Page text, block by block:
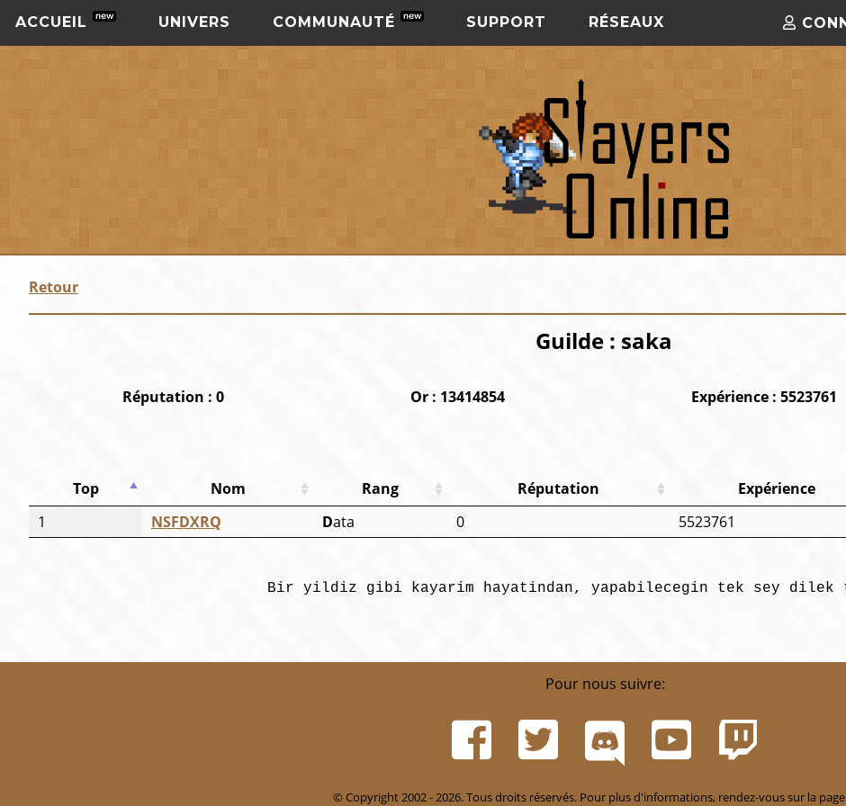
ACCUEIL UNIVERS COMMUNAUTÉ SUPPORT RÉSEAUX
Retour
Guilde : saka
Réputation : 0 Or : 13414854 Expérience : 5523761
Top
Nom Rang Réputation Expérience
1
NSFDXRQ Data 0 5523761
Bir yildiz gibi kayarim hayatindan, yapabilecegin tek sey dilek
Pour nous suivre:
© Copyright 2002 - 2026. Tous droits réservés. Pour plus d'informations, rendez-vous sur la page